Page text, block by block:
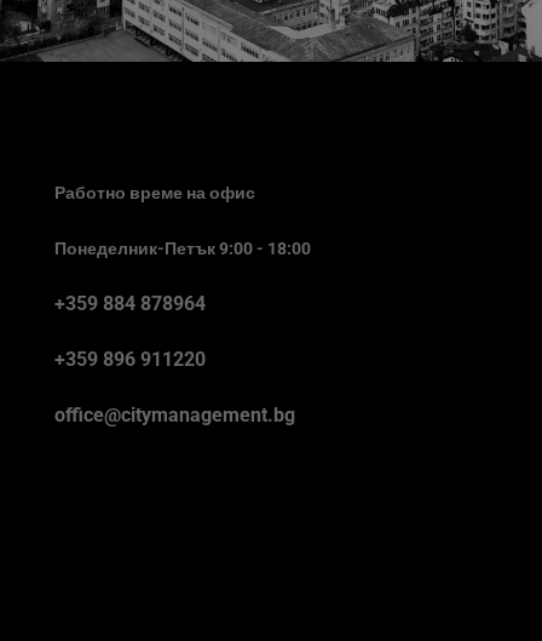
Работно време на офис
Понеделник-Петък 9:00 - 18:00
+359 884 878964
+359 896 911220
office@citymanagement.bg